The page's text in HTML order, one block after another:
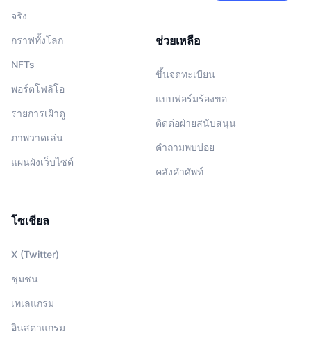
จริง
กราฟทั้งโลก
NFTs
พอร์ตโฟลิโอ
รายการเฝ้าดู
ภาพวาดเล่น
แผนผังเว็บไซต์
ช่วยเหลือ
ขึ้นจดทะเบียน
แบบฟอร์มร้องขอ
ติดต่อฝ่ายสนับสนุน
คำถามพบบ่อย
คลังคำศัพท์
โซเชียล
X (Twitter)
ชุมชน
เทเลแกรม
อินสตาแกรม